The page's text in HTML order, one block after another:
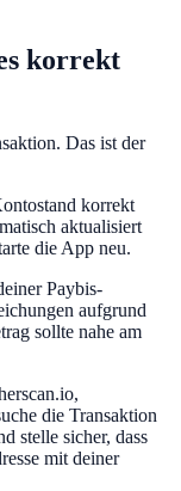
korrekt
Das ist der
korrekt
aktualisiert
die App neu.
Paybis-
aufgrund
sollte nahe am
die Transaktion
stelle sicher, dass
mit deiner